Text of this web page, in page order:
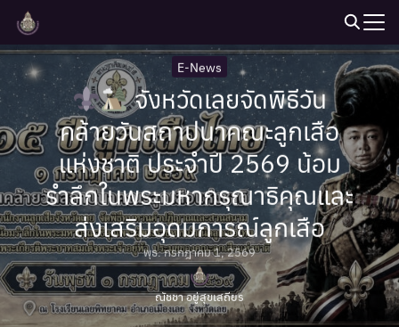
Skip
content
Search
for:
E-News
จังหวัดเลยจัดพิธีวัน
คล้ายวันสถาปนาคณะลูกเสือ
แห่งชาติ ประจำปี 2569 น้อม
รำลึกในพระมหากรุณาธิคุณและ
ส่งเสริมอุดมการณ์ลูกเสือ
พุธ. กรกฎาคม 1, 2569
ณัชชา อยู่สุขเสถียร